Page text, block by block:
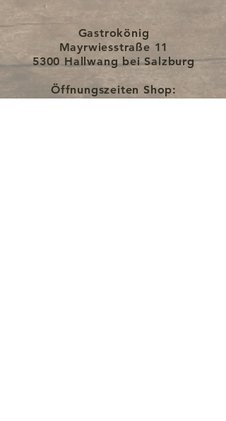
Auch eine Bestickung mit Ihrem
eigenen Logo oder anderen
Motiven ist möglich.
Bitte schicken Sie uns hierzu eine
E-Mail mit Ihren Wünschen, Sie
Gastrokönig
Mayrwiesstraße 11
5300 Hallwang bei Salzburg
Öffnungszeiten Shop: